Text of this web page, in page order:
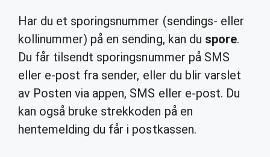
Har du et sporingsnummer (sendings- eller
kollinummer) på en sending, kan du spore.
Du får tilsendt sporingsnummer på SMS
eller e-post fra sender, eller du blir varslet
av Posten via appen, SMS eller e-post. Du
kan også bruke strekkoden på en
hentemelding du får i postkassen.